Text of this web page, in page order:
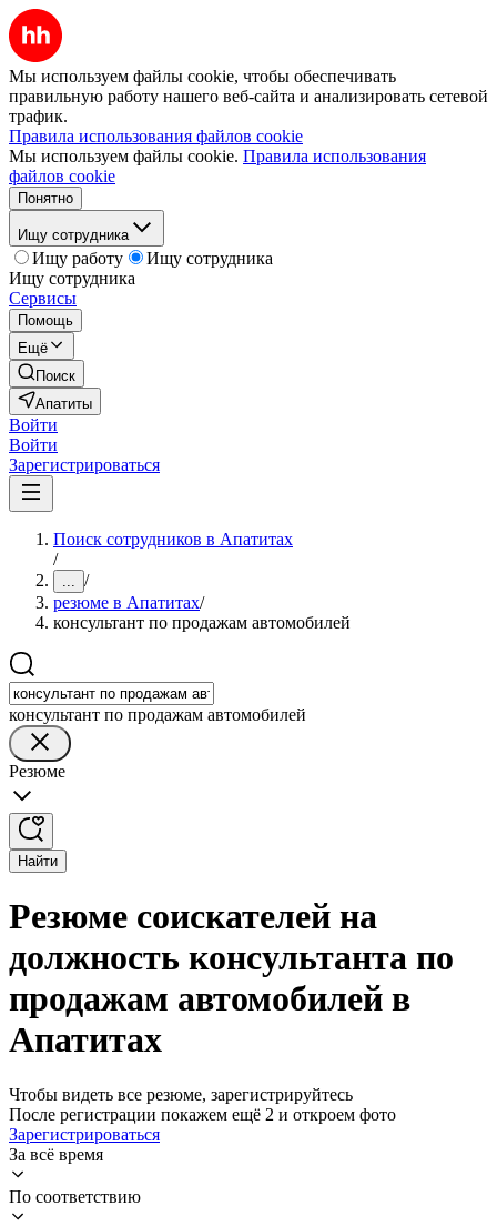
Мы используем файлы cookie, чтобы обеспечивать
правильную работу нашего веб-сайта и анализировать сетевой
трафик.
Правила использования файлов cookie
Мы используем файлы cookie. Правила использования
файлов cookie
Понятно
Ищу сотрудника
Ищу работу
Ищу сотрудника
Ищу сотрудника
Сервисы
Помощь
Ещё
Поиск
Апатиты
Войти
Войти
Зарегистрироваться
Поиск сотрудников в Апатитах
/
... /
резюме в Апатитах/
консультант по продажам автомобилей
консультант по продажам автомобилей
Резюме
Найти
Резюме соискателей на
должность консультанта по
продажам автомобилей в
Апатитах
Чтобы видеть все резюме, зарегистрируйтесь
После регистрации покажем ещё 2 и откроем фото
Зарегистрироваться
За всё время
По соответствию